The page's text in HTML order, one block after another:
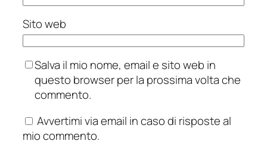
Sito web
Salva il mio nome, email e sito web in
questo browser per la prossima volta che
commento.
Avvertimi via email in caso di risposte al
mio commento.